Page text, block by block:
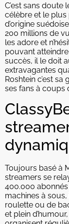
C’est sans doute
célèbre et le plus
d’origine
200 millions de
les adore et
pouvant
succès, il le doit
extravagantes
Roshtein c’est
ses fans à coups
Toujours basé à
streamers se
400.000
machines à
roulette ou de
et plein